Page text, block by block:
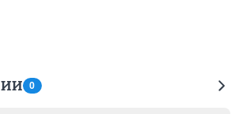
0